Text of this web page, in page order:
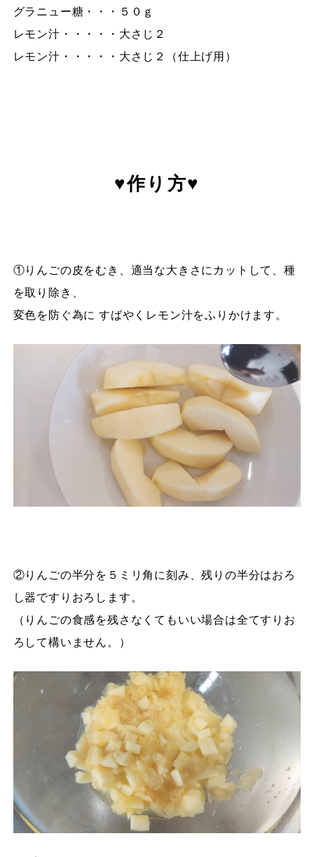
グラニュー糖・・・５０ｇ
レモン汁・・・・・大さじ２
レモン汁・・・・・大さじ２（仕上げ用）
♥作り方♥
①りんごの皮をむき、適当な大きさにカットして、種
を取り除き、
変色を防ぐ為に すばやくレモン汁をふりかけます。
②りんごの半分を５ミリ角に刻み、残りの半分はおろ
し器ですりおろします。
（りんごの食感を残さなくてもいい場合は全てすりお
ろして構いません。）